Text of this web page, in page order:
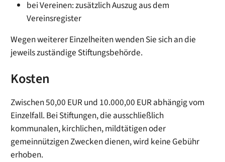
bei Vereinen: zusätzlich Auszug aus dem
Vereinsregister
Wegen weiterer Einzelheiten wenden Sie sich an die
jeweils zuständige Stiftungsbehörde.
Kosten
Zwischen 50,00 EUR und 10.000,00 EUR abhängig vom
Einzelfall. Bei Stiftungen, die ausschließlich
kommunalen, kirchlichen, mildtätigen oder
gemeinnützigen Zwecken dienen, wird keine Gebühr
erhoben.